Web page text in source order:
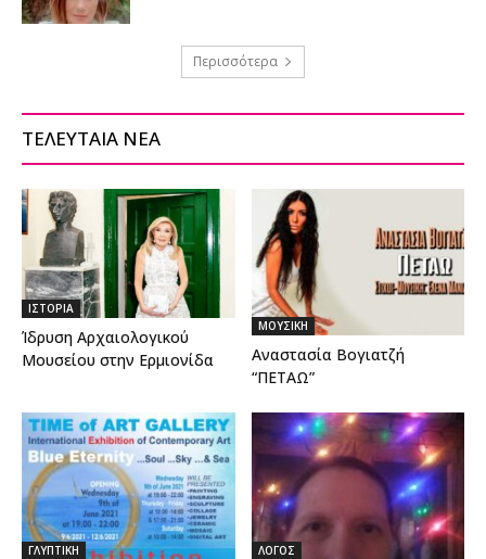
Περισσότερα
ΤΕΛΕΥΤΑΙΑ ΝΕΑ
ΙΣΤΟΡΙΑ
Ίδρυση Αρχαιολογικού
Μουσείου στην Ερμιονίδα
ΜΟΥΣΙΚΗ
Αναστασία Βογιατζή
“ΠΕΤΑΩ”
ΓΛΥΠΤΙΚΗ ΛΟΓΟΣ